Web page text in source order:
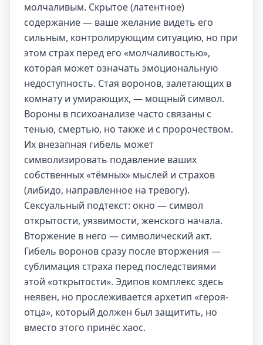
молчаливым. Скрытое (латентное)
содержание — ваше желание видеть его
сильным, контролирующим ситуацию, но при
этом страх перед его «молчаливостью»,
которая может означать эмоциональную
недоступность. Стая воронов, залетающих в
комнату и умирающих, — мощный символ.
Вороны в психоанализе часто связаны с
тенью, смертью, но также и с пророчеством.
Их внезапная гибель может
символизировать подавление ваших
собственных «тёмных» мыслей и страхов
(либидо, направленное на тревогу).
Сексуальный подтекст: окно — символ
открытости, уязвимости, женского начала.
Вторжение в него — символический акт.
Гибель воронов сразу после вторжения —
сублимация страха перед последствиями
этой «открытости». Эдипов комплекс здесь
неявен, но прослеживается архетип «героя-
отца», который должен был защитить, но
вместо этого принёс хаос.